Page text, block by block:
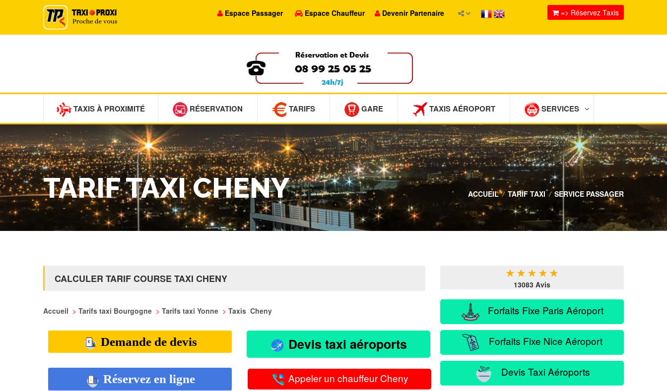
Espace Passager Espace Chauffeur Devenir Partenaire => Réservez Taxis
TAXIS À PROXIMITÉ RÉSERVATION TARIFS GARE TAXIS AÉROPORT SERVICES
TARIF TAXI CHENY ACCUEIL / TARIF TAXI / SERVICE PASSAGER
CALCULER TARIF COURSE TAXI CHENY
Accueil > Tarifs taxi Bourgogne > Tarifs taxi Yonne > Taxis Cheny
Demande de devis Devis taxi aéroports
Réservez en ligne Appeler un chauffeur Cheny
★ ★ ★ ★ ★
13083 Avis
Forfaits Fixe Paris Aéroport
Forfaits Fixe Nice Aéroport
Devis Taxi Aéroports